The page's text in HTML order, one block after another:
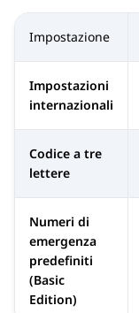
Impostazione
Impostazioni
internazionali
Codice a tre
lettere
Numeri di
emergenza
predefiniti
(Basic
Edition)